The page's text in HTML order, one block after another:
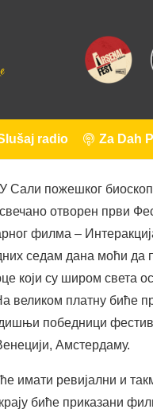
radio Za Dah
У Сали пожешког
отворен први
филма –
седам дана моћи да
који су широм света
великом платну биће
победници
Амстердаму.
имати ревијални и
биће приказани